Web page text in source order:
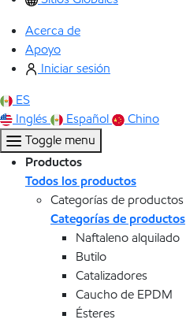
Acerca de
Apoyo
Iniciar sesión
ES
Inglés
Español
Chino
Toggle menu
Productos
Todos los productos
Categorías de productos
Categorías de productos
Naftaleno alquilado
Butilo
Catalizadores
Caucho de EPDM
Ésteres